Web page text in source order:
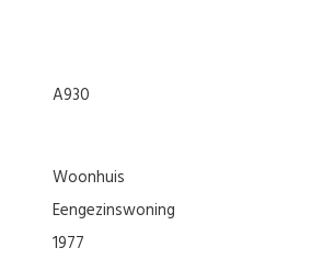
A930
woonhuis
eengezinswoning
1977